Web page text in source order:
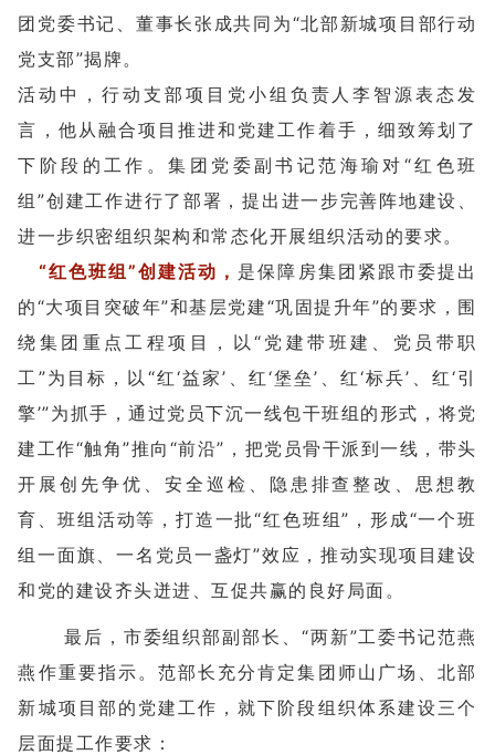
团党委书记、董事长张成共同为“北部新城项目部行动
党支部”揭牌。
活动中，行动支部项目党小组负责人李智源表态发
言，他从融合项目推进和党建工作着手，细致筹划了
下阶段的工作。集团党委副书记范海瑜对“红色班
组”创建工作进行了部署，提出进一步完善阵地建设、
进一步织密组织架构和常态化开展组织活动的要求。
“红色班组”创建活动， 是保障房集团紧跟市委提出
的“大项目突破年”和基层党建“巩固提升年”的要求，围
绕集团重点工程项目，以“党建带班建、党员带职
工”为目标，以“红‘益家’、红‘堡垒’、红‘标兵’、红‘引
擎’”为抓手，通过党员下沉一线包干班组的形式，将党
建工作“触角”推向“前沿”，把党员骨干派到一线，带头
开展创先争优、安全巡检、隐患排查整改、思想教
育、班组活动等，打造一批“红色班组”，形成“一个班
组一面旗、一名党员一盏灯”效应，推动实现项目建设
和党的建设齐头迸进、互促共赢的良好局面。
最后，市委组织部副部长、“两新”工委书记范燕
燕作重要指示。范部长充分肯定集团师山广场、北部
新城项目部的党建工作，就下阶段组织体系建设三个
层面提工作要求：